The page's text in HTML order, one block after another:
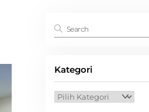
Kategori
Kategori